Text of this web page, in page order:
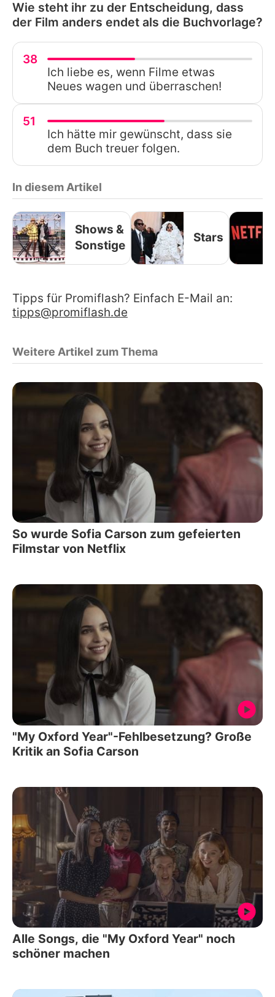
Wie steht ihr zu der Entscheidung, dass
der Film anders endet als die Buchvorlage?
38
Ich liebe es, wenn Filme etwas
Neues wagen und überraschen!
51
Ich hätte mir gewünscht, dass sie
dem Buch treuer folgen.
In diesem Artikel
Shows &
Sonstige
Stars
Tipps für Promiflash? Einfach E-Mail an:
tipps@promiflash.de
Weitere Artikel zum Thema
So wurde Sofia Carson zum gefeierten
Filmstar von Netflix
"My Oxford Year"-Fehlbesetzung? Große
Kritik an Sofia Carson
Alle Songs, die "My Oxford Year" noch
schöner machen